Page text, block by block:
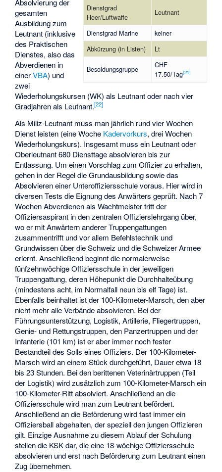
Dienstgrad
Heer/Luftwaffe
Leutnant
Dienstgrad Marine
keiner
Abkürzung (in Listen)
Lt
Besoldungsgruppe
CHF
17.50/Tag[21]
gesamten
Ausbildung zum
Leutnant (inklusive
des Praktischen
Dienstes, also das
Abverdienen in
einerVBA) und
zwei
Wiederholungskursen (WK) als Leutnant oder nach vier
Gradjahren als Leutnant.[22]
Als Miliz-Leutnant muss man jährlich rund vier Wochen
Dienst leisten (eine Woche Kadervorkurs, drei Wochen
Wiederholungskurs). Insgesamt muss ein Leutnant oder
Oberleutnant 680 Diensttage absolvieren bis zur
Entlassung. Um einen Vorschlag zum Offizier zu erhalten,
gehen in der Regel die Grundausbildung sowie das
Absolvieren einer Unteroffiziersschule voraus. Hier wird in
diversen Tests die Eignung des Anwärters geprüft. Nach 7
Wochen Abverdienen als Wachtmeister tritt der
Offiziersaspirant in den zentralen Offizierslehrgang über,
wo er mit Anwärtern anderer Truppengattungen
zusammentrifft und vor allem Befehlstechnik und
Grundwissen über die Schweiz und die Schweizer Armee
erlernt. Anschließend beginnt die normalerweise
fünfzehnwöchige Offiziersschule in der jeweiligen
Truppengattung, deren Höhepunkt die Durchhalteübung
(mindestens acht, im Normalfall neun bis elf Tage) ist.
Ebenfalls beinhaltet ist der 100-Kilometer-Marsch, den aber
nicht mehr alle Verbände absolvieren. Bei der
Führungsunterstützung, Logistik, Artillerie, Fliegertruppen,
Genie- und Rettungstruppen, den Panzertruppen und der
Infanterie (101 km) ist er aber immer noch fester
Bestandteil des Solls eines Offiziers. Der 100-Kilometer-
Marsch wird an einem Stück durchgeführt, Dauer etwa 18
bis 23 Stunden. Bei den berittenen Veterinärtruppen (Teil
der Logistik) wird zusätzlich zum 100-Kilometer-Marsch ein
100-Kilometer-Ritt absolviert. Anschließend an die
Offiziersschule wird man zum Leutnant befördert.
Anschließend an die Beförderung wird fast immer ein
Offiziersball abgehalten, der speziell den jungen Offizieren
gilt. Einzige Ausnahme zu diesem Ablauf der Schulung
stellen die KSK dar, die eine 18-wöchige Offiziersschule
absolvieren und erst nach Beförderung zum Leutnant einen
Zug übernehmen.